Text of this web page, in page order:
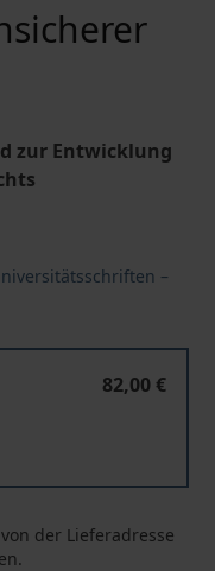
zur Entwicklung
–
82,00 €
der Lieferadresse